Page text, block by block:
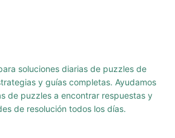
soluciones diarias de puzzles de
y guías completas. Ayudamos
de puzzles a encontrar respuestas y
de resolución todos los días.